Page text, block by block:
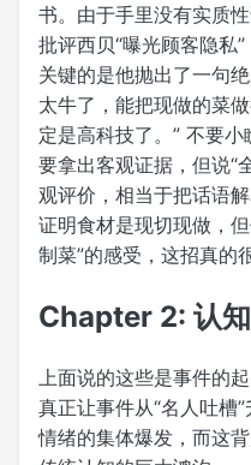
书。由于手里没有实质
批评西贝“曝光顾客隐私
关键的是他抛出了一句
太牛了，能把现做的菜
定是高科技了。” 不要小
要拿出客观证据，但说“
观评价，相当于把话语
证明食材是现切现做，
制菜”的感受，这招真的
Chapter 2: 认
上面说的这些是事件的
真正让事件从“名人吐槽
情绪的集体爆发，而这